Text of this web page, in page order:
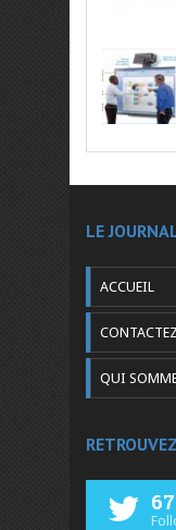
LE
ACCUEIL
QUI